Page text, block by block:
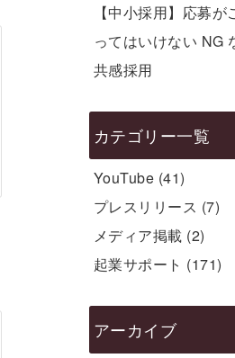
【中小採用】応募
ってはいけない NG
共感採用
カテゴリー一覧
YouTube (41)
プレスリリース (7)
メディア掲載 (2)
起業サポート (171)
アーカイブ